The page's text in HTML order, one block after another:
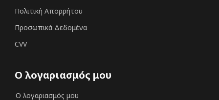
Πολιτική Απορρήτου
Προσωπικά Δεδομένα
CVV
Ο λογαριασμός μου
Ο λογαριασμός μου